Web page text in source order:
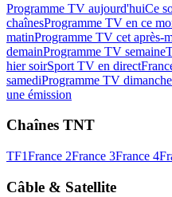
Programme TV aujourd'huiCe
chaînesProgramme TV en ce
matinProgramme TV cet après-
demainProgramme TV semaine
hier soirSport TV en direct
samediProgramme TV dimanche
une émission
Chaînes TNT
TF1France 2France 3France 4
Câble & Satellite